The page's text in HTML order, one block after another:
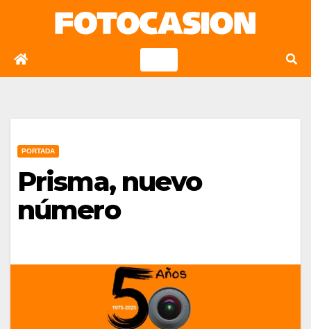
contenido
PORTADA
Prisma, nuevo
número